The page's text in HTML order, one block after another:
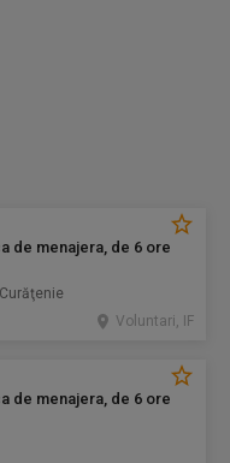
de menajera, de 6 ore
Voluntari, IF
de menajera, de 6 ore